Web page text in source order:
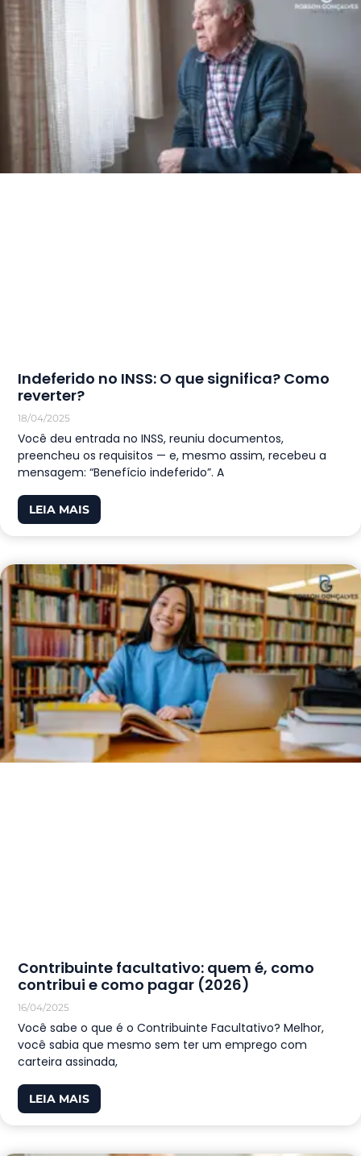
Indeferido no INSS: O que significa? Como
reverter?
18/04/2025
Você deu entrada no INSS, reuniu documentos,
preencheu os requisitos — e, mesmo assim, recebeu a
mensagem: “Benefício indeferido”. A
LEIA MAIS
Contribuinte facultativo: quem é, como
contribui e como pagar (2026)
16/04/2025
Você sabe o que é o Contribuinte Facultativo? Melhor,
você sabia que mesmo sem ter um emprego com
carteira assinada,
LEIA MAIS